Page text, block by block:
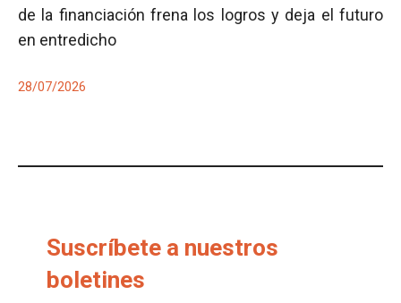
de la financiación frena los logros y deja el futuro
en entredicho
28/07/2026
Suscríbete a nuestros
boletines